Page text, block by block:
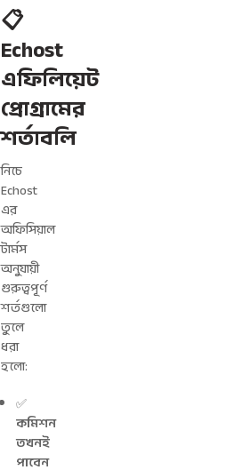
📋
Echost
এফিলিয়েট
প্রোগ্রামের
শর্তাবলি
নিচে
Echost
এর
অফিসিয়াল
টার্মস
অনুযায়ী
গুরুত্বপূর্ণ
শর্তগুলো
তুলে
ধরা
হলো:
✅
কমিশন
তখনই
পাবেন